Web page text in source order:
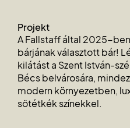
Projekt
A Fallstaff által 2025-
bárjának választott bár!
kilátást a Szent István-
Bécs belvárosára,
modern környezetben,
sötétkék színekkel.